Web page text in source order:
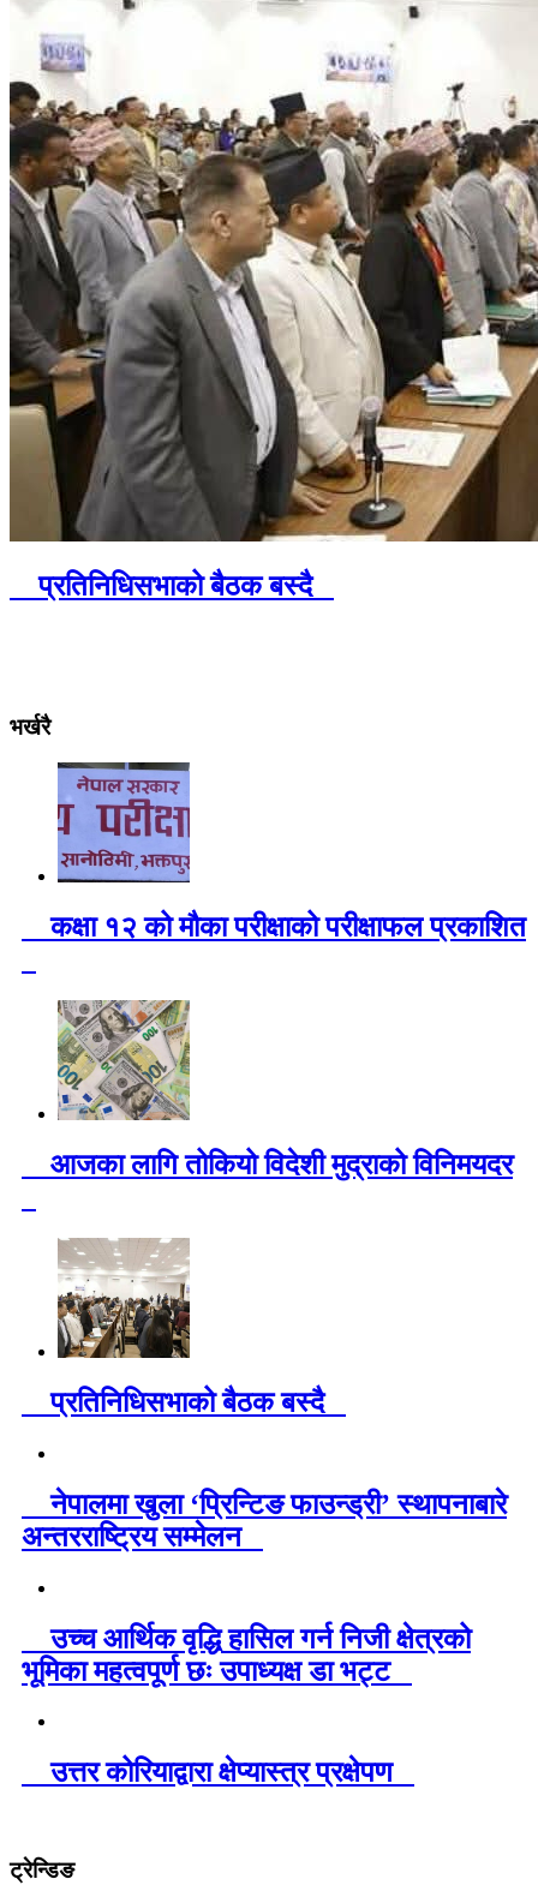
प्रतिनिधिसभाको बैठक बस्दै
भर्खरै
कक्षा १२ को मौका परीक्षाको परीक्षाफल प्रकाशित
आजका लागि तोकियो विदेशी मुद्राको विनिमयदर
प्रतिनिधिसभाको बैठक बस्दै
नेपालमा खुला ‘प्रिन्टिङ फाउन्ड्री’ स्थापनाबारे
अन्तरराष्ट्रिय सम्मेलन
उच्च आर्थिक वृद्धि हासिल गर्न निजी क्षेत्रको
भूमिका महत्वपूर्ण छः उपाध्यक्ष डा भट्ट
उत्तर कोरियाद्वारा क्षेप्यास्त्र प्रक्षेपण
ट्रेन्डिङ